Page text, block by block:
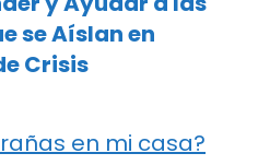
se Aíslan en
Crisis
en mi casa?